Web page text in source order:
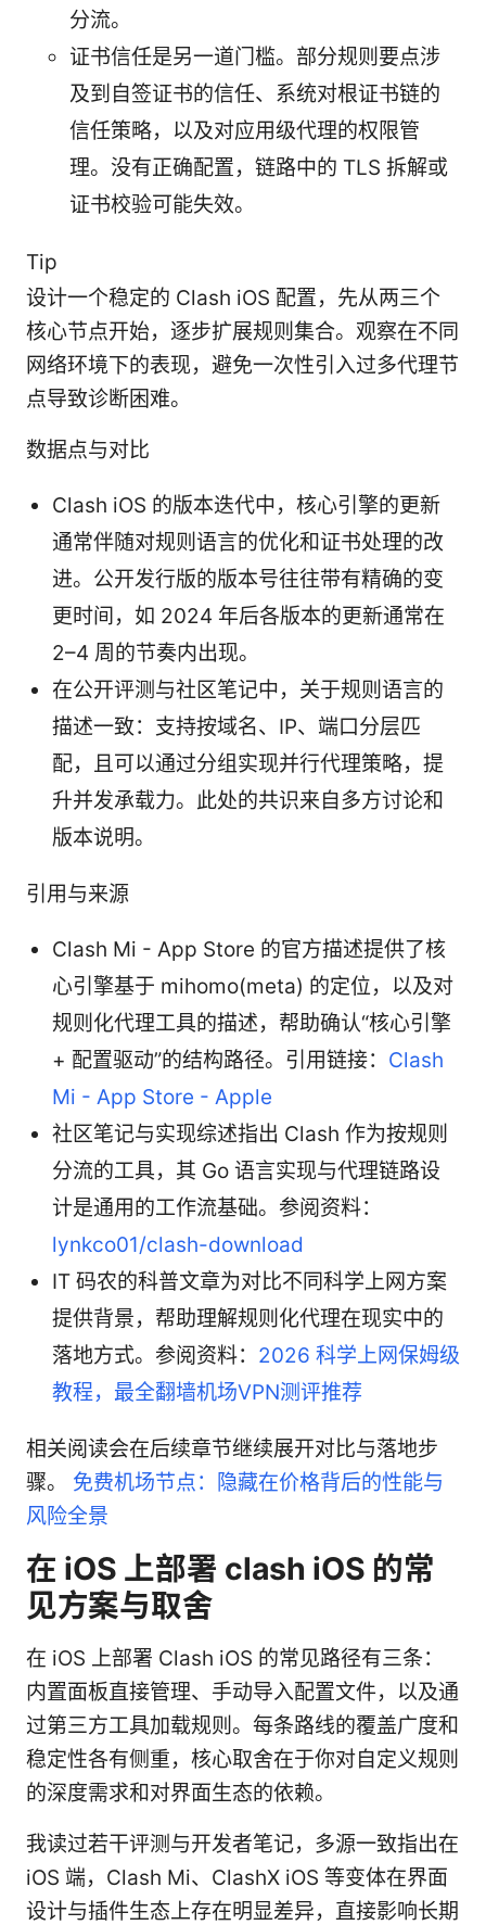
分流。
证书信任是另一道门槛。部分规则要点涉
及到自签证书的信任、系统对根证书链的
信任策略，以及对应用级代理的权限管
理。没有正确配置，链路中的 TLS 拆解或
证书校验可能失效。
Tip
设计一个稳定的 Clash iOS 配置，先从两三个
核心节点开始，逐步扩展规则集合。观察在不同
网络环境下的表现，避免一次性引入过多代理节
点导致诊断困难。
数据点与对比
Clash iOS 的版本迭代中，核心引擎的更新
通常伴随对规则语言的优化和证书处理的改
进。公开发行版的版本号往往带有精确的变
更时间，如 2024 年后各版本的更新通常在
2–4 周的节奏内出现。
在公开评测与社区笔记中，关于规则语言的
描述一致：支持按域名、IP、端口分层匹
配，且可以通过分组实现并行代理策略，提
升并发承载力。此处的共识来自多方讨论和
版本说明。
引用与来源
Clash Mi - App Store 的官方描述提供了核
心引擎基于 mihomo(meta) 的定位，以及对
规则化代理工具的描述，帮助确认“核心引擎
+ 配置驱动”的结构路径。引用链接： Clash
Mi - App Store - Apple
社区笔记与实现综述指出 Clash 作为按规则
分流的工具，其 Go 语言实现与代理链路设
计是通用的工作流基础。参阅资料：
lynkco01/clash-download
IT 码农的科普文章为对比不同科学上网方案
提供背景，帮助理解规则化代理在现实中的
落地方式。参阅资料： 2026 科学上网保姆级
教程，最全翻墙机场VPN测评推荐
相关阅读会在后续章节继续展开对比与落地步
骤。 免费机场节点：隐藏在价格背后的性能与
风险全景
在 iOS 上部署 clash iOS 的常
见方案与取舍
在 iOS 上部署 Clash iOS 的常见路径有三条：
内置面板直接管理、手动导入配置文件，以及通
过第三方工具加载规则。每条路线的覆盖广度和
稳定性各有侧重，核心取舍在于你对自定义规则
的深度需求和对界面生态的依赖。
我读过若干评测与开发者笔记，多源一致指出在
iOS 端，Clash Mi、ClashX iOS 等变体在界面
设计与插件生态上存在明显差异，直接影响长期